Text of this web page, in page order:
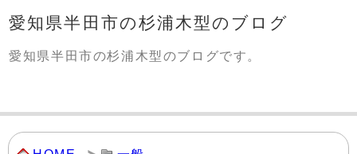
愛知県半田市の杉浦木型のブログ
愛知県半田市の杉浦木型のブログです。